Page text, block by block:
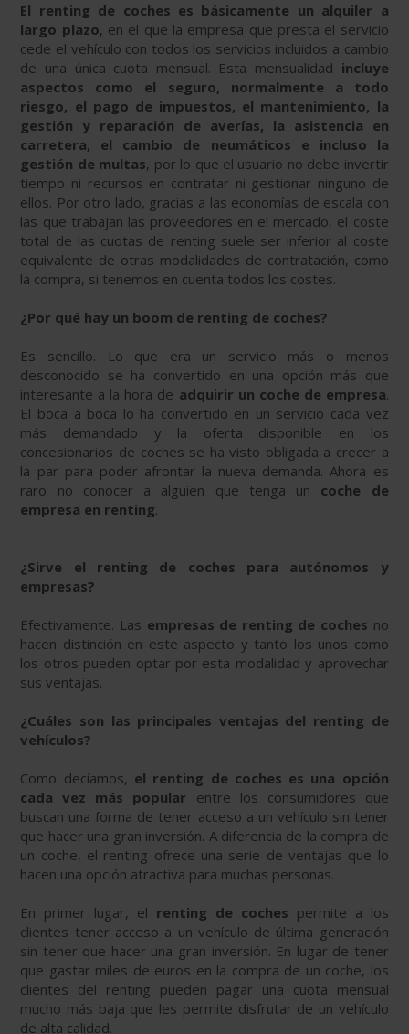
El renting de coches es básicamente un alquiler a
largo plazo, en el que la empresa que presta el servicio
cede el vehículo con todos los servicios incluidos a cambio
de una única cuota mensual. Esta mensualidad incluye
aspectos como el seguro, normalmente a todo
riesgo, el pago de impuestos, el mantenimiento, la
gestión y reparación de averías, la asistencia en
carretera, el cambio de neumáticos e incluso la
gestión de multas, por lo que el usuario no debe invertir
tiempo ni recursos en contratar ni gestionar ninguno de
ellos. Por otro lado, gracias a las economías de escala con
las que trabajan las proveedores en el mercado, el coste
total de las cuotas de renting suele ser inferior al coste
equivalente de otras modalidades de contratación, como
la compra, si tenemos en cuenta todos los costes.
¿Por qué hay un boom de renting de coches?
Es sencillo. Lo que era un servicio más o menos
desconocido se ha convertido en una opción más que
interesante a la hora de adquirir un coche de empresa.
El boca a boca lo ha convertido en un servicio cada vez
más demandado y la oferta disponible en los
concesionarios de coches se ha visto obligada a crecer a
la par para poder afrontar la nueva demanda. Ahora es
raro no conocer a alguien que tenga un coche de
empresa en renting.
¿Sirve el renting de coches para autónomos y
empresas?
Efectivamente. Las empresas de renting de coches no
hacen distinción en este aspecto y tanto los unos como
los otros pueden optar por esta modalidad y aprovechar
sus ventajas.
¿Cuáles son las principales ventajas del renting de
vehículos?
Como decíamos, el renting de coches es una opción
cada vez más popular entre los consumidores que
buscan una forma de tener acceso a un vehículo sin tener
que hacer una gran inversión. A diferencia de la compra de
un coche, el renting ofrece una serie de ventajas que lo
hacen una opción atractiva para muchas personas.
En primer lugar, el renting de coches permite a los
clientes tener acceso a un vehículo de última generación
sin tener que hacer una gran inversión. En lugar de tener
que gastar miles de euros en la compra de un coche, los
clientes del renting pueden pagar una cuota mensual
mucho más baja que les permite disfrutar de un vehículo
de alta calidad.